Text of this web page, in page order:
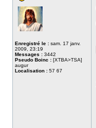
Enregistré le : sam. 17 janv.
2009, 23:19
Messages : 3442
Pseudo Boinc : [XTBA>TSA]
augur
Localisation : 57 67